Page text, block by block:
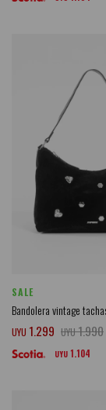
SALE
Bandolera vintage
UYU 1.299 UYU1.990
UYU 1.104